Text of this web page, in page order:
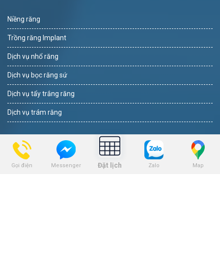
Gọi điện Messenger Đặt lịch Zalo Map
Niềng răng
Trồng răng Implant
Dịch vụ nhổ răng
Dịch vụ bọc răng sứ
Dịch vụ tẩy trắng răng
Dịch vụ trám răng
THEO DÕI